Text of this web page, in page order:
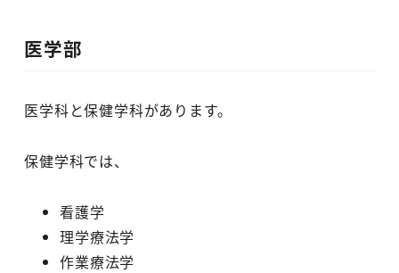
医学部
医学科と保健学科があります。
保健学科では、
看護学
理学療法学
作業療法学